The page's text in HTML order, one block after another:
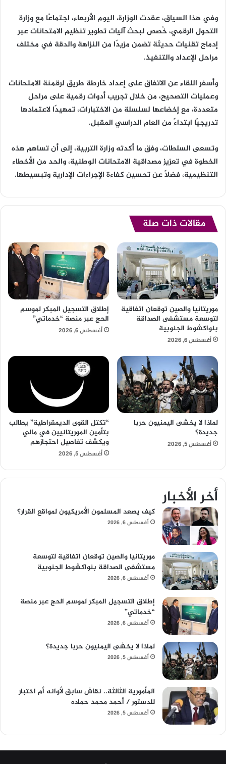
وفي هذا السياق، عقدت الوزارة، اليوم الأربعاء، اجتماعًا مع وزارة
التحول الرقمي، خُصص لبحث آليات تطوير تنظيم الامتحانات عبر
إدماج تقنيات حديثة تضمن مزيدًا من النزاهة والدقة في مختلف
مراحل الإعداد والتنفيذ.
وأسفر اللقاء عن الاتفاق على إعداد خارطة طريق لرقمنة الامتحانات
وعمليات التصحيح، من خلال تجريب أدوات رقمية على مراحل
متعددة، مع إخضاعها لسلسلة من الاختبارات، تمهيدًا لاعتمادها
تدريجيًا ابتداءً من العام الدراسي المقبل.
وتسعى السلطات، وفق ما أكدته وزارة التربية، إلى أن تساهم هذه
الخطوة في تعزيز مصداقية الامتحانات الوطنية، والحد من الأخطاء
التنظيمية، فضلاً عن تحسين كفاءة الإجراءات الإدارية وتبسيطها.
مقالات ذات صلة
موريتانيا والصين توقعان اتفاقية
لتوسعة مستشفى الصداقة
بنواكشوط الجنوبية
أغسطس 6, 2026
إطلاق التسجيل المبكر لموسم
الحج عبر منصة “خدماتي”
أغسطس 6, 2026
لماذا لا يخشى اليمنيون حربا
جديدة؟
أغسطس 5, 2026
“تكتل القوى الديمقراطية” يطالب
بتأمين الموريتانيين في مالي
ويكشف تفاصيل احتجازهم
أغسطس 5, 2026
أخر الأخبار
كيف يصعد المسلمون الأمريكيون لمواقع القرار؟
أغسطس 6, 2026
موريتانيا والصين توقعان اتفاقية لتوسعة
مستشفى الصداقة بنواكشوط الجنوبية
أغسطس 6, 2026
إطلاق التسجيل المبكر لموسم الحج عبر منصة
“خدماتي”
أغسطس 6, 2026
لماذا لا يخشى اليمنيون حربا جديدة؟
أغسطس 5, 2026
المأمورية الثالثة.. نقاش سابق لأوانه أم اختبار
للدستور / أحمد محمد حماده
أغسطس 5, 2026